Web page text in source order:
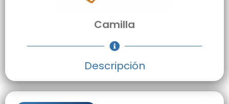
Camilla
Descripción